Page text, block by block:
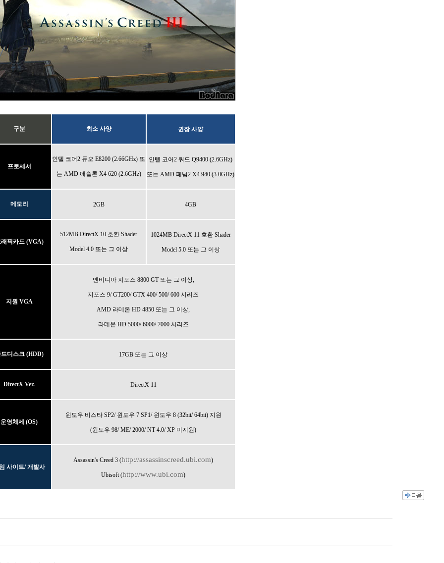
구분 최소 사양 권장 사양
프로세서
인텔 코어2 듀오 E8200 (2.66GHz) 또
는 AMD 애슬론 X4 620 (2.6GHz)
인텔 코어2 쿼드 Q9400 (2.6GHz)
또는 AMD 페넘2 X4 940 (3.0GHz)
메모리 2GB 4GB
픽카드 (VGA)
512MB DirectX 10 호환 Shader
Model 4.0 또는 그 이상
1024MB DirectX 11 호환 Shader
Model 5.0 또는 그 이상
지원 VGA
엔비디아 지포스 8800 GT 또는 그 이상,
지포스 9/ GT200/ GTX 400/ 500/ 600 시리즈
AMD 라데온 HD 4850 또는 그 이상,
라데온 HD 5000/ 6000/ 7000 시리즈
디스크 (HDD) 17GB 또는 그 이상
DirectX Ver. DirectX 11
운영체제 (OS)
윈도우 비스타 SP2/ 윈도우 7 SP1/ 윈도우 8 (32bit/ 64bit) 지원
(윈도우 98/ ME/ 2000/ NT 4.0/ XP 미지원)
사이트/ 개발사
Assassin's Creed 3 (http://assassinscreed.ubi.com)
Ubisoft (http://www.ubi.com)